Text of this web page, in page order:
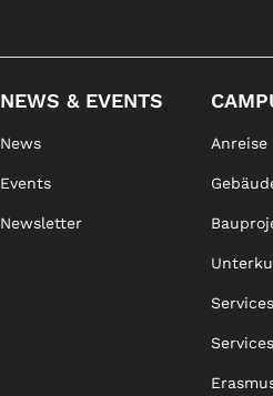
NEWS & EVENTS
News
Events
Newsletter
Anreise